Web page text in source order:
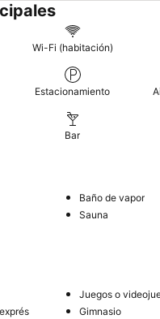
Wi-Fi (habitación)
Estacionamiento
Bar
Baño de vapor
Sauna
Juegos o
Gimnasio